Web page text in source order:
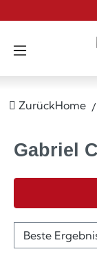
Zum Hauptinhalt
ZurückHome
Gabriel